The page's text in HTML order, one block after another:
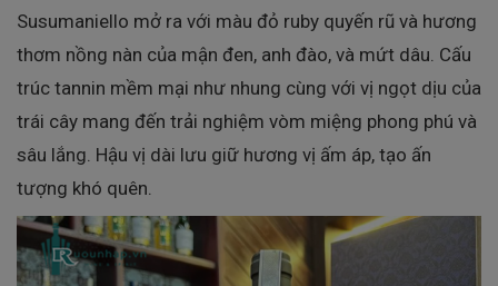
Susumaniello mở ra với màu đỏ ruby quyến rũ và hương
thơm nồng nàn của mận đen, anh đào, và mứt dâu. Cấu
trúc tannin mềm mại như nhung cùng với vị ngọt dịu của
trái cây mang đến trải nghiệm vòm miệng phong phú và
sâu lắng. Hậu vị dài lưu giữ hương vị ấm áp, tạo ấn
tượng khó quên.